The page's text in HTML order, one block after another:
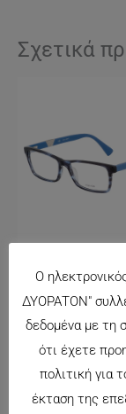
Σχετικά
POLICE 1830
125.00€
Ο
ΔΥΟΡΑΤΟΝ"
δεδομένα με τη
ότι έχετε
πολιτική για
έκταση της